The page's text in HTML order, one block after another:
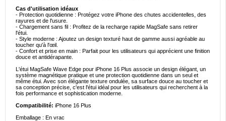
Cas d'utilisation idéaux
- Protection quotidienne : Protégez votre iPhone des chutes accidentelles, des
rayures et de l'usure.
- Chargement sans fil : Profitez de la recharge rapide MagSafe sans retirer
l'étui.
- Style moderne : Ajoutez un design texturé haut de gamme aussi agréable au
toucher qu'à l'œil.
- Confort et prise en main : Parfait pour les utilisateurs qui apprécient une finition
douce et antidérapante.
L'étui MagSafe Wave Edge pour iPhone 16 Plus associe un design élégant, un
système magnétique pratique et une protection quotidienne dans un seul et
même étui. Avec son élégante texture ondulée, sa surface douce au toucher et
sa conception précise, c'est l'étui idéal pour les utilisateurs qui recherchent à la
fois performance et sophistication moderne.
Compatibilité: iPhone 16 Plus
Emballage : En vrac